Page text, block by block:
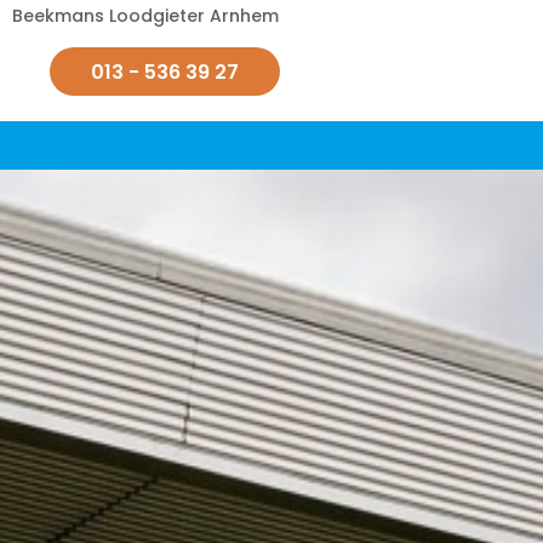
Beekmans Loodgieter Arnhem
013 - 536 39 27